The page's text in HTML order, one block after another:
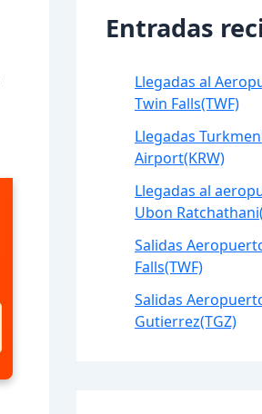
Entradas
Llegadas al
Twin Falls(TWF)
Llegadas
Airport(KRW)
Llegadas al
Ubon
Salidas
Falls(TWF)
Salidas
Gutierrez(TGZ)